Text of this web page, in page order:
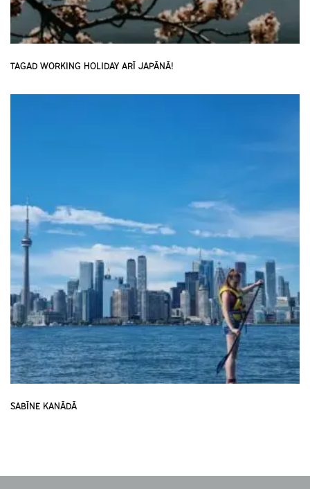
TAGAD WORKING HOLIDAY ARĪ JAPĀNĀ!
SABĪNE KANĀDĀ